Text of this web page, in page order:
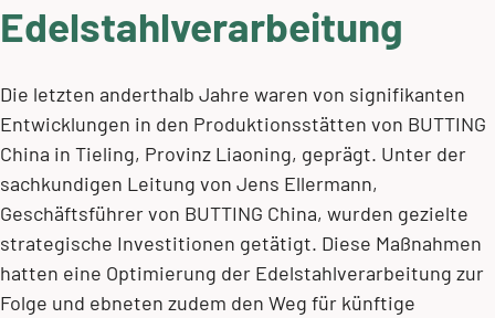
Edelstahlverarbeitung
Die letzten anderthalb Jahre waren von signifikanten
Entwicklungen in den Produktionsstätten von BUTTING
China in Tieling, Provinz Liaoning, geprägt. Unter der
sachkundigen Leitung von Jens Ellermann,
Geschäftsführer von BUTTING China, wurden gezielte
strategische Investitionen getätigt. Diese Maßnahmen
hatten eine Optimierung der Edelstahlverarbeitung zur
Folge und ebneten zudem den Weg für künftige